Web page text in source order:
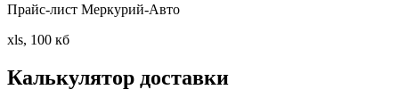
Прайс-лист Меркурий-Авто
xls, 100 кб
Калькулятор доставки